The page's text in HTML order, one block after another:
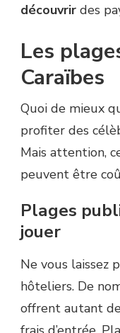
découvrir des
Les
Caraïbes
Quoi de mieux
profiter des
Mais attention,
peuvent être
Plages
jouer
Ne vous laissez
hôteliers. De
offrent autant